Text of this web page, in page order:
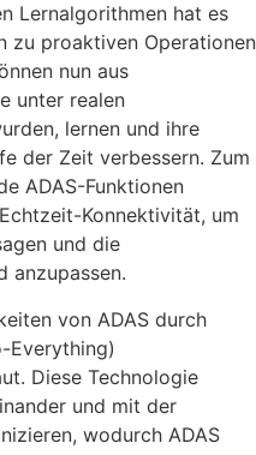
Lernalgorithmen hat es
zu proaktiven Operationen
nun aus
unter realen
lernen und ihre
der Zeit verbessern. Zum
ADAS-Funktionen
Konnektivität, um
und die
anzupassen.
von ADAS durch
Everything)
Diese Technologie
und mit der
wodurch ADAS